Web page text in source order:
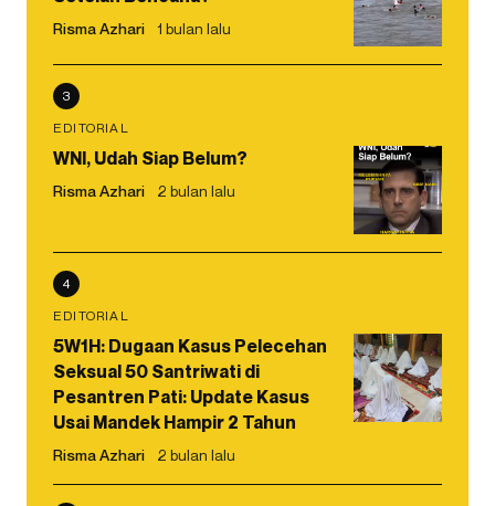
Risma Azhari 1 bulan lalu
3
EDITORIAL
WNI, Udah Siap Belum?
Risma Azhari 2 bulan lalu
4
EDITORIAL
5W1H: Dugaan Kasus Pelecehan
Seksual 50 Santriwati di
Pesantren Pati: Update Kasus
Usai Mandek Hampir 2 Tahun
Risma Azhari 2 bulan lalu